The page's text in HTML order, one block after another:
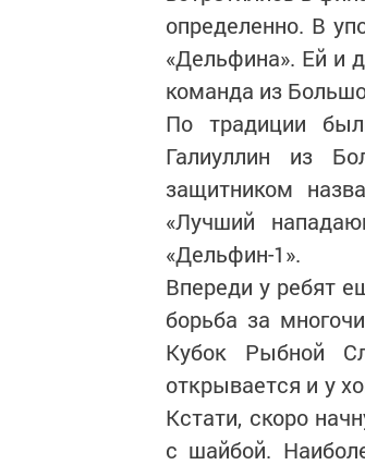
определенно. В
«Дельфина». Ей и
команда из
По традиции
Галиуллин из
защитником
«Лучший
«Дельфин-1».
Впереди у ребят
борьба за
Кубок Рыбной
открывается и у
Кстати, скоро
с шайбой.